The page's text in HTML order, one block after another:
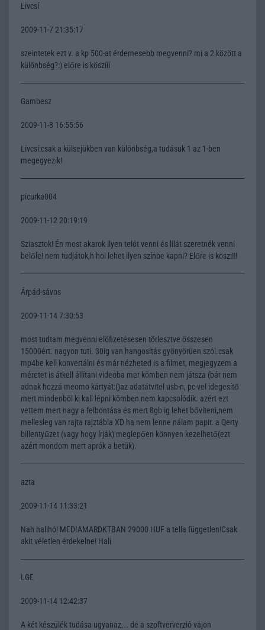
Livcsí
2009-11-7 21:35:17
szeintetek ezt v. a kp 500-at érdemesebb megvenni? mi a 2 között a
különbség?:) előre is köszííí
Gambesz
2009-11-8 16:55:56
Livcsí:csak a külsejükben van különbség,a tudásuk 1 az 1-ben
megegyezik!
picurka004
2009-11-12 20:19:19
Sziasztok! Én most akarok ilyen telót venni és lilát szeretnék venni
belőle! nem tudjátok,h hol lehet ilyen színbe kapni? Előre is köszi!!!
Árpád-sávos
2009-11-14 7:30:53
most tudtam megvenni elöfizetésesen törlesztve összesen
15000ért. nagyon tuti. 30ig van hangosítás gyönyörüen szól.csak
mp4be kell konvertálni és már nézheted is a filmet, megjegyzem a
méretet is átkell állítani videoba mer kömben nem játsza (bár nem
adnak hozzá meomo kártyát:()az adatátvitel usb-n, pc-vel idegesítő
mert mindenböl ki kall lépni kömben nem kapcsolódik. azért ezt
vettem mert nagy a felbontása és mert 8gb ig lehet bővíteni,nem
mellesleg van rajta rajztábla XD ha nem lenne nálam papir. a Qerty
billentyűzet (vagy hogy írják) meglepően könnyen kezelhető(ezt
azért mondom mert aprók a betük).
azta
2009-11-14 11:33:21
Nah halihó! MEDIAMARDKTBAN 29000 HUF a tella független!Csak
akit véletlen érdekelne! Hali
LGE
2009-11-14 12:42:37
A két készülék tudása ugyanaz... de a szoftververzió vajon